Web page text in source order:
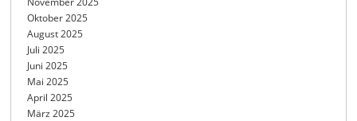
Oktober 2025
August 2025
Juli 2025
Juni 2025
Mai 2025
April 2025
März 2025